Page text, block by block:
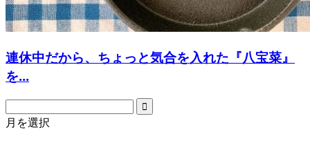
連休中だから、ちょっと気合を入れた『八宝菜』
を...
月を選択